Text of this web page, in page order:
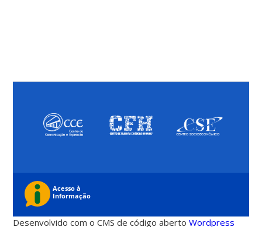
Desenvolvido com o CMS de código abertoWordpress